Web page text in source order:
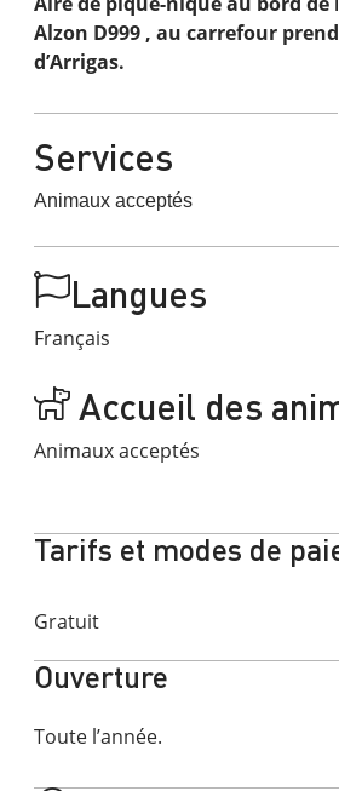
Alzon D999 , au carrefour
d’Arrigas.
Services
Animaux acceptés
Langues
Français
Accueil des
Animaux acceptés
Tarifs et modes de
Gratuit
Ouverture
Toute l’année.